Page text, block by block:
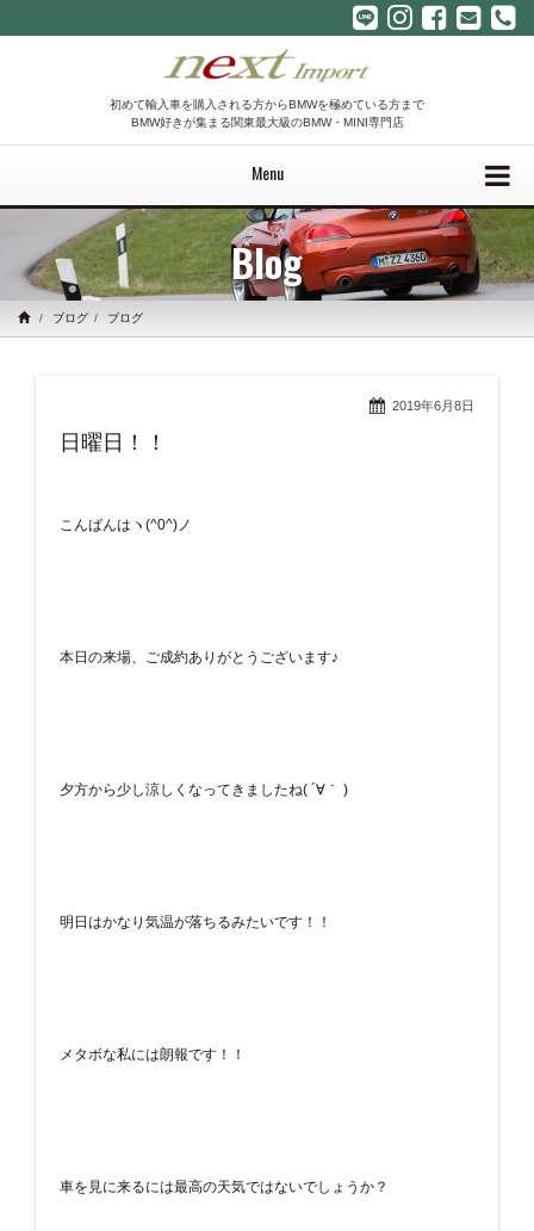
初めて輸入車を購入される方からBMWを極めている方まで
BMW好きが集まる関東最大級のBMW・MINI専門店
Menu
Blog
ブログ ブログ
2019年6月8日
日曜日！！
こんばんはヽ(^0^)ノ
本日の来場、ご成約ありがとうございます♪
夕方から少し涼しくなってきましたね( ´∀｀ )
明日はかなり気温が落ちるみたいです！！
メタボな私には朗報です！！
車を見に来るには最高の天気ではないでしょうか？